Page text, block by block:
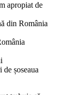
apropiat de
din România
de șoseaua